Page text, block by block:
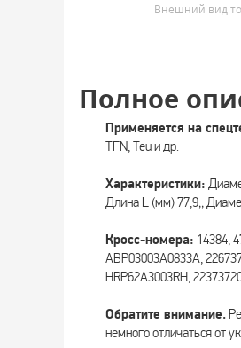
Внешний вид
Полное
Применяется на
TFN, Teu и др.
Характеристики:
Длина L (мм) 77,9;;
Кросс-номера: 14384,
ABP03003A0833A,
HRP62A3003RH,
Обратите внимание.
немного отличаться от